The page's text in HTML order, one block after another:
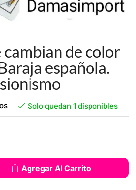
de color
española.
Solo quedan 1 disponibles
Agregar Al Carrito